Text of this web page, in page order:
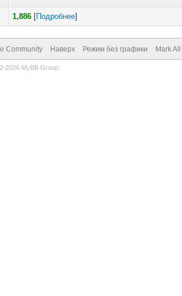
1,886 [Подробнее]
Community Наверх Режим без графики Mark
2026 MyBB Group